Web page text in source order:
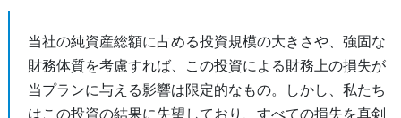
当社の純資産総額に占める投資規模の大きさや、強固な
財務体質を考慮すれば、この投資による財務上の損失が
当プランに与える影響は限定的なもの。しかし、私たち
はこの投資の結果に失望しており、すべての損失を真剣